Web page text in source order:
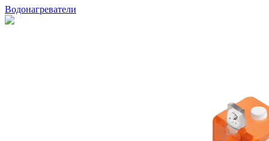
Водонагреватели